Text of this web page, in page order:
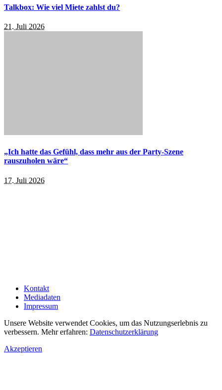
Talkbox: Wie viel Miete zahlst du?
21. Juli 2026
„Ich hatte das Gefühl, dass mehr aus der Party-Szene
rauszuholen wäre“
17. Juli 2026
Kontakt
Mediadaten
Impressum
Unsere Website verwendet Cookies, um das Nutzungserlebnis zu
verbessern. Mehr erfahren: Datenschutzerklärung
Akzeptieren